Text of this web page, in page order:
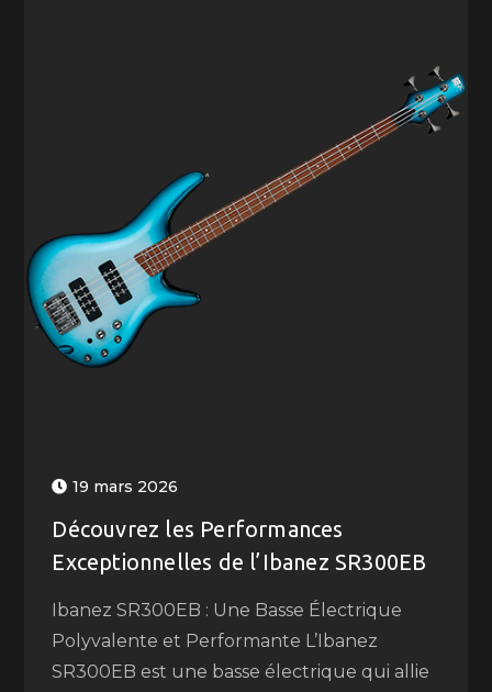
19 mars 2026
Découvrez les Performances
Exceptionnelles de l’Ibanez SR300EB
Ibanez SR300EB : Une Basse Électrique
Polyvalente et Performante L’Ibanez
SR300EB est une basse électrique qui allie